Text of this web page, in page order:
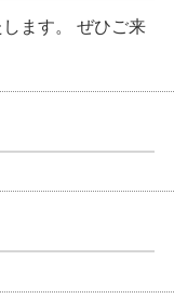
ます。 ぜひご来